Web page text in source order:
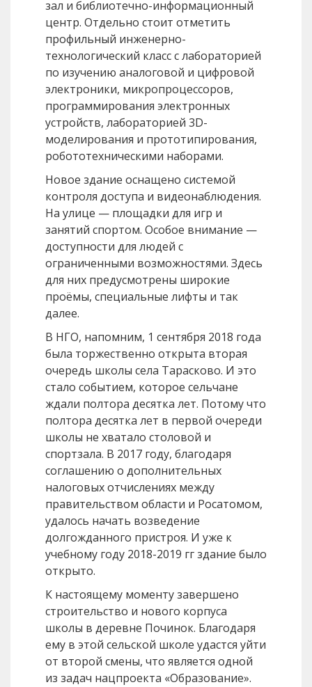
зал и библиотечно-информационный
центр. Отдельно стоит отметить
профильный инженерно-
технологический класс с лабораторией
по изучению аналоговой и цифровой
электроники, микропроцессоров,
программирования электронных
устройств, лабораторией 3D-
моделирования и прототипирования,
робототехническими наборами.
Новое здание оснащено системой
контроля доступа и видеонаблюдения.
На улице — площадки для игр и
занятий спортом. Особое внимание —
доступности для людей с
ограниченными возможностями. Здесь
для них предусмотрены широкие
проёмы, специальные лифты и так
далее.
В НГО, напомним, 1 сентября 2018 года
была торжественно открыта вторая
очередь школы села Тарасково. И это
стало событием, которое сельчане
ждали полтора десятка лет. Потому что
полтора десятка лет в первой очереди
школы не хватало столовой и
спортзала. В 2017 году, благодаря
соглашению о дополнительных
налоговых отчислениях между
правительством области и Росатомом,
удалось начать возведение
долгожданного пристроя. И уже к
учебному году 2018-2019 гг здание было
открыто.
К настоящему моменту завершено
строительство и нового корпуса
школы в деревне Починок. Благодаря
ему в этой сельской школе удастся уйти
от второй смены, что является одной
из задач нацпроекта «Образование».